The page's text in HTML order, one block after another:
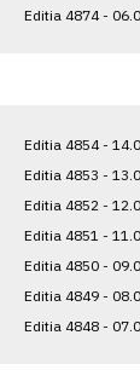
Editia 4874 -
Editia 4854 -
Editia 4853 -
Editia 4852 -
Editia 4851 -
Editia 4850 -
Editia 4849 -
Editia 4848 -